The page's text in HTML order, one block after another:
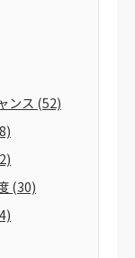
ンス (52)
(30)